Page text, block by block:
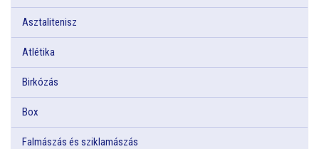
Asztalitenisz
Atlétika
Birkózás
Box
Falmászás és sziklamászás